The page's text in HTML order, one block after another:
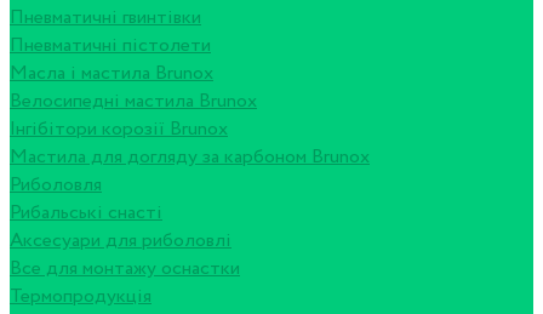
Пневматичні гвинтівки
Пневматичні пістолети
Масла і мастила Brunox
Велосипедні мастила Brunox
Інгібітори корозії Brunox
Мастила для догляду за карбоном Brunox
Риболовля
Рибальські снасті
Аксесуари для риболовлі
Все для монтажу оснастки
Термопродукція